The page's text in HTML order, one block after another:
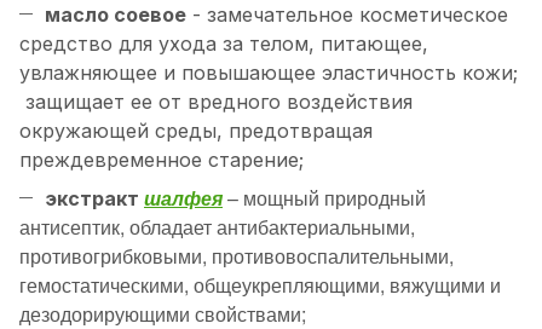
масло соевое - замечательное косметическое
средство для ухода за телом, питающее,
увлажняющее и повышающее эластичность кожи;
защищает ее от вредного воздействия
окружающей среды, предотвращая
преждевременное старение;
экстракт шалфея– мощный природный
антисептик, обладает антибактериальными,
противогрибковыми, противовоспалительными,
гемостатическими, общеукрепляющими, вяжущими и
дезодорирующими свойствами;